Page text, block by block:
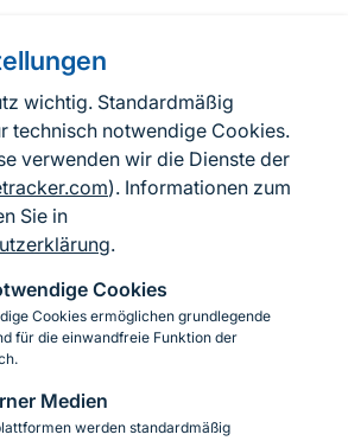
wichtig. Standardmäßig
technisch notwendige Cookies.
verwenden wir die Dienste der
). Informationen zum
Sie in
.
Cookies
Cookies ermöglichen grundlegende
für die einwandfreie Funktion der
Medien
werden standardmäßig
zur Seite
Kontakt zum BfN
Kontaktformular
zur Barrierefreiheit
Impressum
Datenschutz
YouTubeLinkedIn